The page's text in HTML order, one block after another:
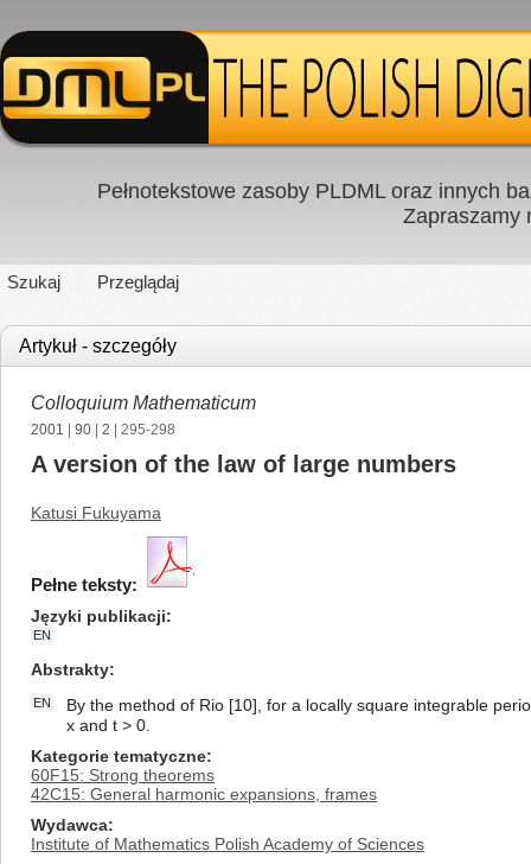
Pełnotekstowe zasoby PLDML oraz innych
Zapraszamy
Szukaj Przeglądaj
Artykuł - szczegóły
Colloquium Mathematicum
2001 90 2 | 295-298
A version of the law of large numbers
Katusi Fukuyama
Pełne teksty:
Języki publikacji
EN
Abstrakty
EN
By the method of Rio [10], for a locally square integrable
x and t > 0.
Kategorie tematyczne
60F15: Strong theorems
42C15: General harmonic expansions, frames
Wydawca
Institute of Mathematics Polish Academy of Sciences